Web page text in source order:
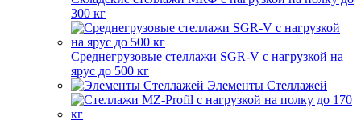
300 кг
Среднегрузовые стеллажи SGR-V с нагрузкой на
ярус до 500 кг
Элементы Стеллажей